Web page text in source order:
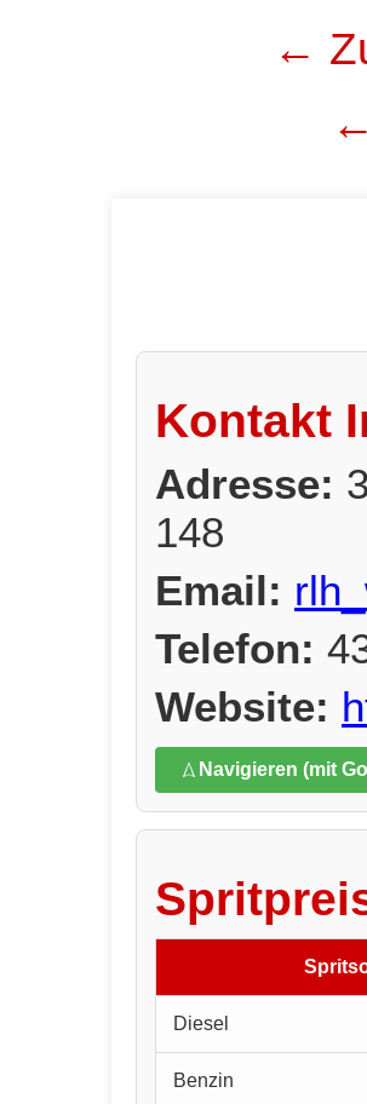
←
Kontakt
Adresse:
148
Email:
Telefon:
Website:
Navigieren (mit
Diesel
Benzin